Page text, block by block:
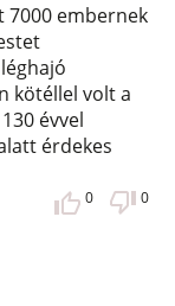
7000 embernek
kötéllel volt a
évvel
érdekes
0 0